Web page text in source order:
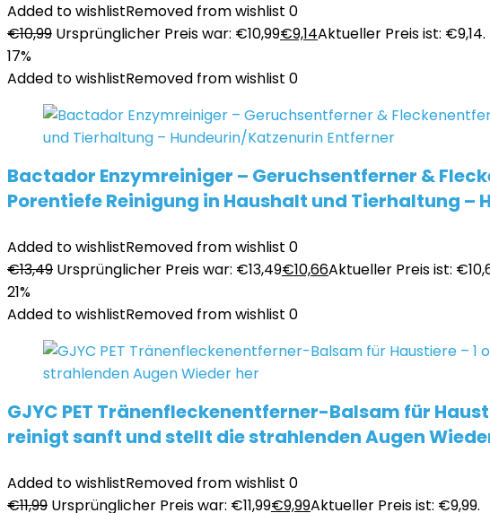
Added to wishlistRemoved from wishlist 0
€10,99 Ursprünglicher Preis war: €10,99€9,14Aktueller Preis ist: €9,14.
17%
Added to wishlistRemoved from wishlist 0
Bactador Enzymreiniger – Geruchsentferner &
Porentiefe Reinigung in Haushalt und Tierhaltung –
Added to wishlistRemoved from wishlist 0
€13,49 Ursprünglicher Preis war: €13,49€10,66Aktueller Preis ist:
21%
Added to wishlistRemoved from wishlist 0
GJYC PET Tränenfleckenentferner-Balsam für
reinigt sanft und stellt die strahlenden Augen
Added to wishlistRemoved from wishlist 0
€11,99 Ursprünglicher Preis war: €11,99€9,99Aktueller Preis ist: €9,99.